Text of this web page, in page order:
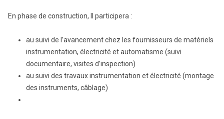
En phase de construction, Il participera :
au suivi de l’avancement chez les fournisseurs de matériels
instrumentation, électricité et automatisme (suivi
documentaire, visites d’inspection)
au suivi des travaux instrumentation et électricité (montage
des instruments, câblage)